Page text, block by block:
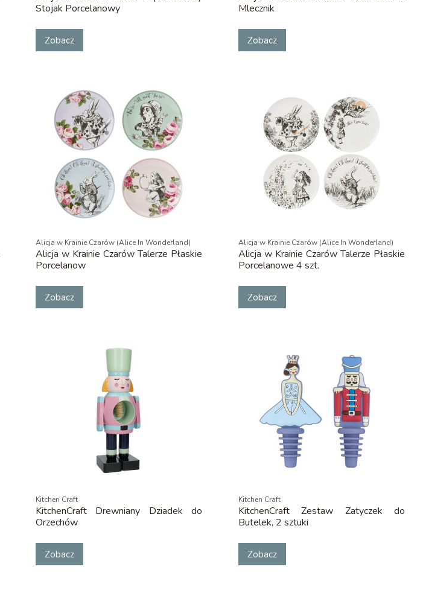
Stojak Porcelanowy
Zobacz
Mlecznik
Zobacz
Alicja w Krainie Czarów (Alice In Wonderland)
Alicja w Krainie Czarów Talerze Płaskie
Porcelanow
Zobacz
Alicja w Krainie Czarów (Alice In Wonderland)
Alicja w Krainie Czarów Talerze Płaskie
Porcelanowe 4 szt.
Zobacz
Kitchen Craft
KitchenCraft Drewniany Dziadek do
Orzechów
Zobacz
Kitchen Craft
KitchenCraft Zestaw Zatyczek do
Butelek, 2 sztuki
Zobacz